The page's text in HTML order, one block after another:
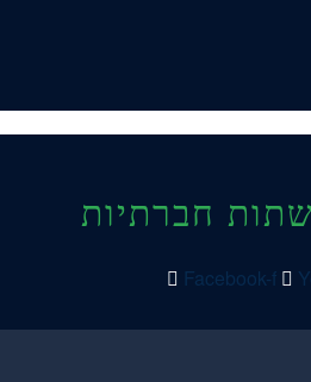
חברתיות
Facebook-f